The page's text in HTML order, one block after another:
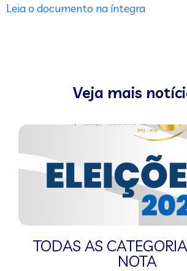
Leia o documento na íntegra
Veja mais
TODAS AS
NOTA